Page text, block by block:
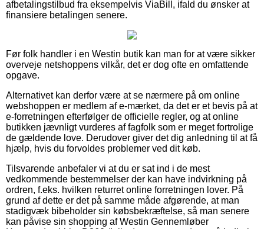
afbetalingstilbud fra eksempelvis ViaBill, ifald du ønsker at
finansiere betalingen senere.
Før folk handler i en Westin butik kan man for at være sikker
overveje netshoppens vilkår, det er dog ofte en omfattende
opgave.
Alternativet kan derfor være at se nærmere på om online
webshoppen er medlem af e-mærket, da det er et bevis på at
e-forretningen efterfølger de officielle regler, og at online
butikken jævnligt vurderes af fagfolk som er meget fortrolige
de gældende love. Derudover giver det dig anledning til at få
hjælp, hvis du forvoldes problemer ved dit køb.
Tilsvarende anbefaler vi at du er sat ind i de mest
vedkommende bestemmelser der kan have indvirkning på
ordren, f.eks. hvilken returret online forretningen lover. På
grund af dette er det på samme måde afgørende, at man
stadigvæk bibeholder sin købsbekræftelse, så man senere
kan påvise sin shopping af Westin Gennemløber